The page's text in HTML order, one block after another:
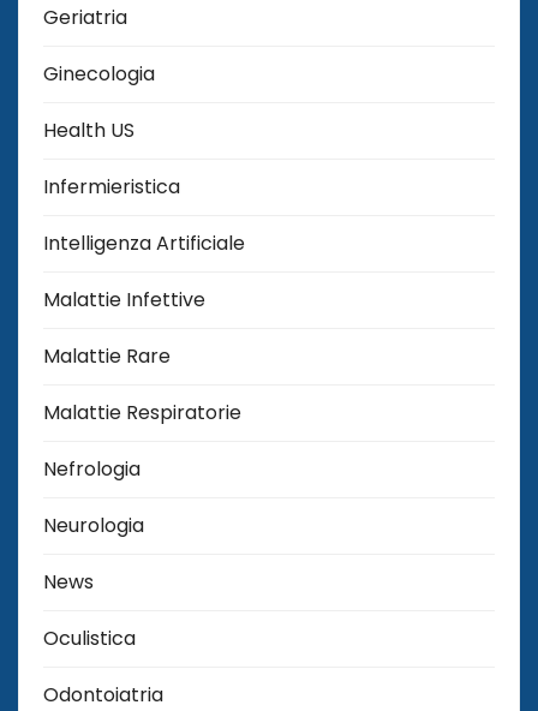
Geriatria
Ginecologia
Health US
Infermieristica
Intelligenza Artificiale
Malattie Infettive
Malattie Rare
Malattie Respiratorie
Nefrologia
Neurologia
News
Oculistica
Odontoiatria